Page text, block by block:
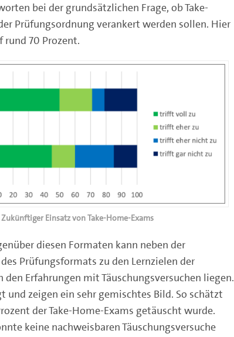
bei der grundsätzlichen Frage, ob Take-
Prüfungsordnung verankert werden sollen. Hier
70 Prozent.
Einsatz von Take-Home-Exams
diesen Formaten kann neben der
Prüfungsformats zu den Lernzielen der
Erfahrungen mit Täuschungsversuchen liegen.
und zeigen ein sehr gemischtes Bild. So schätzt
der Take-Home-Exams getäuscht wurde.
keine nachweisbaren Täuschungsversuche